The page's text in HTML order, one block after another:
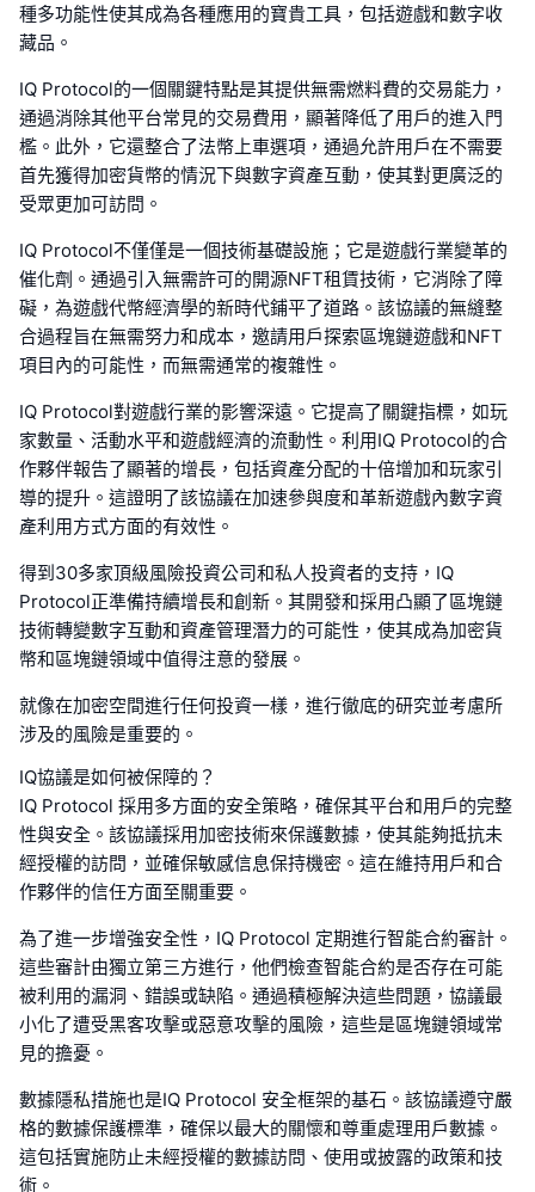
種多功能性使其成為各種應用的寶貴工具，包括遊戲和數字收
藏品。
IQ Protocol的一個關鍵特點是其提供無需燃料費的交易能力，
通過消除其他平台常見的交易費用，顯著降低了用戶的進入門
檻。此外，它還整合了法幣上車選項，通過允許用戶在不需要
首先獲得加密貨幣的情況下與數字資產互動，使其對更廣泛的
受眾更加可訪問。
IQ Protocol不僅僅是一個技術基礎設施；它是遊戲行業變革的
催化劑。通過引入無需許可的開源NFT租賃技術，它消除了障
礙，為遊戲代幣經濟學的新時代鋪平了道路。該協議的無縫整
合過程旨在無需努力和成本，邀請用戶探索區塊鏈遊戲和NFT
項目內的可能性，而無需通常的複雜性。
IQ Protocol對遊戲行業的影響深遠。它提高了關鍵指標，如玩
家數量、活動水平和遊戲經濟的流動性。利用IQ Protocol的合
作夥伴報告了顯著的增長，包括資產分配的十倍增加和玩家引
導的提升。這證明了該協議在加速參與度和革新遊戲內數字資
產利用方式方面的有效性。
得到30多家頂級風險投資公司和私人投資者的支持，IQ
Protocol正準備持續增長和創新。其開發和採用凸顯了區塊鏈
技術轉變數字互動和資產管理潛力的可能性，使其成為加密貨
幣和區塊鏈領域中值得注意的發展。
就像在加密空間進行任何投資一樣，進行徹底的研究並考慮所
涉及的風險是重要的。
IQ協議是如何被保障的？
IQ Protocol 採用多方面的安全策略，確保其平台和用戶的完整
性與安全。該協議採用加密技術來保護數據，使其能夠抵抗未
經授權的訪問，並確保敏感信息保持機密。這在維持用戶和合
作夥伴的信任方面至關重要。
為了進一步增強安全性，IQ Protocol 定期進行智能合約審計。
這些審計由獨立第三方進行，他們檢查智能合約是否存在可能
被利用的漏洞、錯誤或缺陷。通過積極解決這些問題，協議最
小化了遭受黑客攻擊或惡意攻擊的風險，這些是區塊鏈領域常
見的擔憂。
數據隱私措施也是IQ Protocol 安全框架的基石。該協議遵守嚴
格的數據保護標準，確保以最大的關懷和尊重處理用戶數據。
這包括實施防止未經授權的數據訪問、使用或披露的政策和技
術。